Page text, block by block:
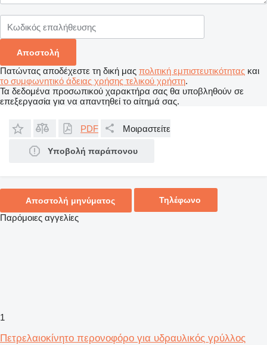
Πατώντας αποδέχεστε τη δική μας πολιτική εμπιστευτικότητας και
το συμφωνητικό άδειας χρήσης τελικού χρήστη.
Τα δεδομένα προσωπικού χαρακτήρα σας θα υποβληθούν σε
επεξεργασία για να απαντηθεί το αίτημά σας.
PDF Μοιραστείτε
Υποβολή παράπονου
Αποστολή μηνύματος Τηλέφωνο
Παρόμοιες αγγελίες
1
Πετρελαιοκίνητο περονοφόρο για υδραυλικός γρύλλος